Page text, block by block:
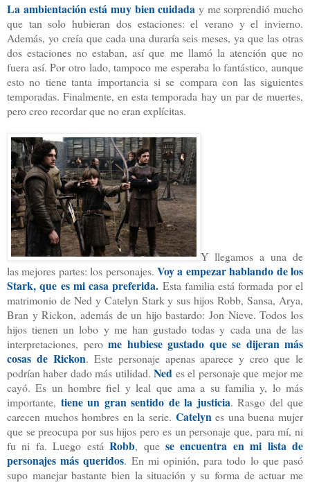
La ambientación está muy bien cuidada y me sorprendió mucho
que tan solo hubieran dos estaciones: el verano y el invierno.
Además, yo creía que cada una duraría seis meses, ya que las otras
dos estaciones no estaban, así que me llamó la atención que no
fuera así. Por otro lado, tampoco me esperaba lo fantástico, aunque
esto no tiene tanta importancia si se compara con las siguientes
temporadas. Finalmente, en esta temporada hay un par de muertes,
pero creo recordar que no eran explícitas.
Y llegamos a una de
las mejores partes: los personajes. Voy a empezar hablando de los
Stark, que es mi casa preferida. Esta familia está formada por el
matrimonio de Ned y Catelyn Stark y sus hijos Robb, Sansa, Arya,
Bran y Rickon, además de un hijo bastardo: Jon Nieve. Todos los
hijos tienen un lobo y me han gustado todas y cada una de las
interpretaciones, pero me hubiese gustado que se dijeran más
cosas de Rickon. Este personaje apenas aparece y creo que le
podrían haber dado más utilidad.Ned es el personaje que mejor me
cayó. Es un hombre fiel y leal que ama a su familia y, lo más
importante, tiene un gran sentido de la justicia. Rasgo del que
carecen muchos hombres en la serie. Catelyn es una buena mujer
que se preocupa por sus hijos pero es un personaje que, para mí, ni
fu ni fa. Luego estáRobb, que se encuentra en mi lista de
personajes más queridos. En mi opinión, para todo lo que pasó
supo manejar bastante bien la situación y su forma de actuar me